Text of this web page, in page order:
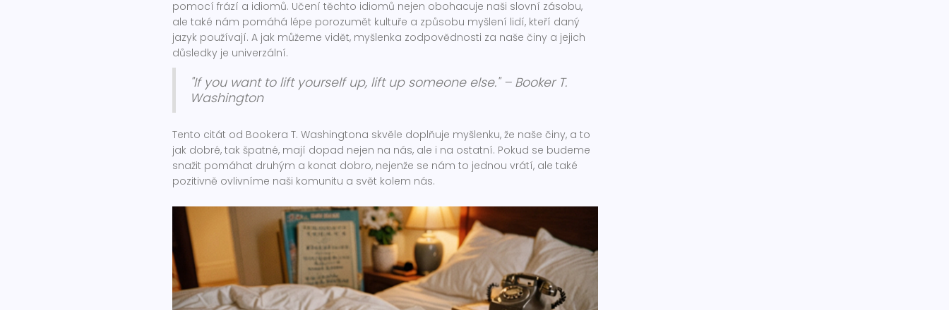
pomocí frází a idiomů. Učení těchto idiomů nejen obohacuje naši slovní zásobu,
ale také nám pomáhá lépe porozumět kultuře a způsobu myšlení lidí, kteří daný
jazyk používají. A jak můžeme vidět, myšlenka zodpovědnosti za naše činy a jejich
důsledky je univerzální.
"If you want to lift yourself up, lift up someone else." – Booker T.
Washington
Tento citát od Bookera T. Washingtona skvěle doplňuje myšlenku, že naše činy, a to
jak dobré, tak špatné, mají dopad nejen na nás, ale i na ostatní. Pokud se budeme
snažit pomáhat druhým a konat dobro, nejenže se nám to jednou vrátí, ale také
pozitivně ovlivníme naši komunitu a svět kolem nás.